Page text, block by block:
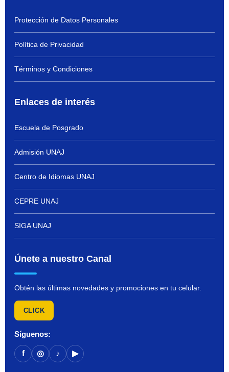
Protección de Datos Personales
Política de Privacidad
Términos y Condiciones
Enlaces de interés
Escuela de Posgrado
Admisión UNAJ
Centro de Idiomas UNAJ
CEPRE UNAJ
SIGA UNAJ
Únete a nuestro Canal
Obtén las últimas novedades y promociones en tu celular.
CLICK
Síguenos:
f ◎ ♪ ▶